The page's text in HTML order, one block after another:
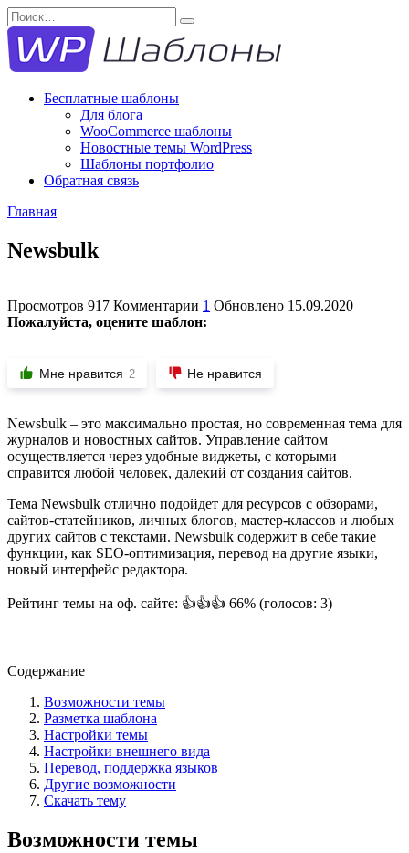
Перейти
к
содержанию
Search
for:
Бесплатные шаблоны
Для блога
WooCommerce шаблоны
Новостные темы WordPress
Шаблоны портфолио
Обратная связь
Главная
Newsbulk
Просмотров 917 Комментарии 1 Обновлено 15.09.2020
Пожалуйста, оцените шаблон:
Мне нравится 2 Не нравится
Newsbulk – это максимально простая, но современная тема для
журналов и новостных сайтов. Управление сайтом
осуществляется через удобные виджеты, с которыми
справится любой человек, далекий от создания сайтов.
Тема Newsbulk отлично подойдет для ресурсов с обзорами,
сайтов-статейников, личных блогов, мастер-классов и любых
других сайтов с текстами. Newsbulk содержит в себе такие
функции, как SEO-оптимизация, перевод на другие языки,
новый интерфейс редактора.
Рейтинг темы на оф. сайте: 👍👍👍 66% (голосов: 3)
Содержание
Возможности темы
Разметка шаблона
Настройки темы
Настройки внешнего вида
Перевод, поддержка языков
Другие возможности
Скачать тему
Возможности темы